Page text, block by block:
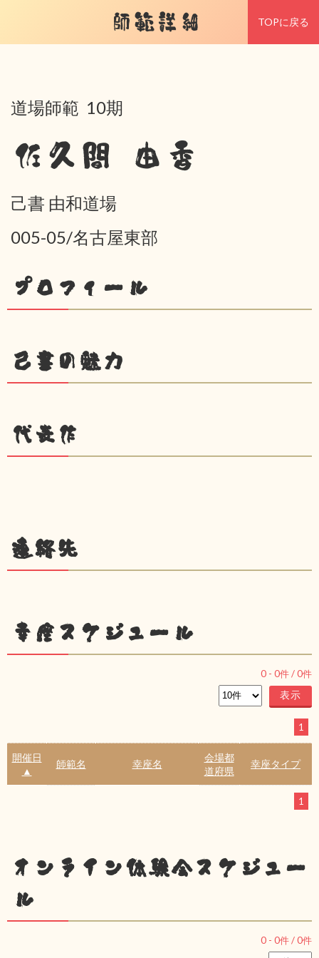
師範詳細 TOPに戻る
道場師範 10期
佐久間 由香
己書 由和道場
005-05/名古屋東部
プロフィール
己書の魅力
代表作
連絡先
幸座スケジュール
0 - 0件 /0件
1
開催日
▲
師範名 幸座名
会場都
道府県
幸座タイプ
1
オンライン体験会スケジュー
ル
0 - 0件 /0件